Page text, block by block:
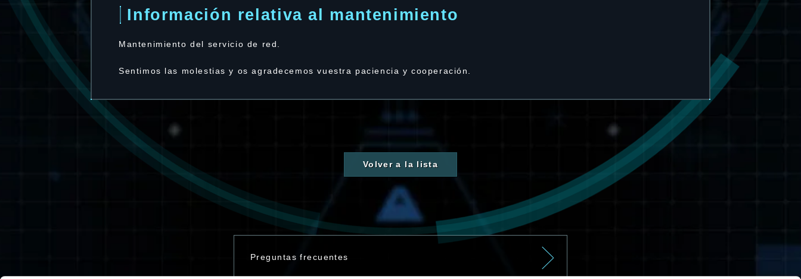
Información relativa al mantenimiento
Mantenimiento del servicio de red.
Sentimos las molestias y os agradecemos vuestra paciencia y cooperación.
Volver a la lista
Preguntas frecuentes